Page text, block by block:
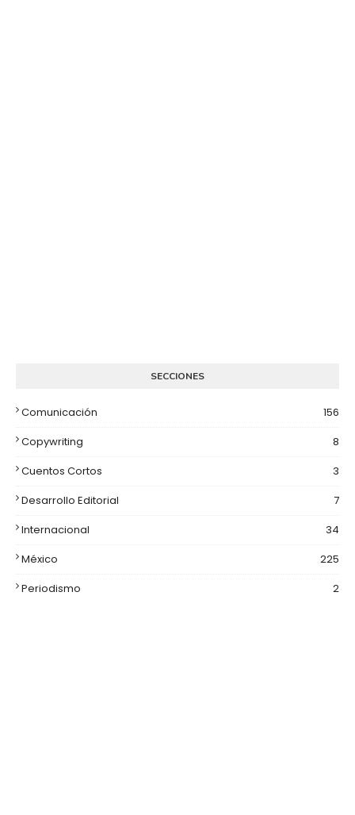
SECCIONES
Comunicación
156
Copywriting
8
Cuentos Cortos
3
Desarrollo Editorial
7
Internacional
34
México
225
Periodismo
2